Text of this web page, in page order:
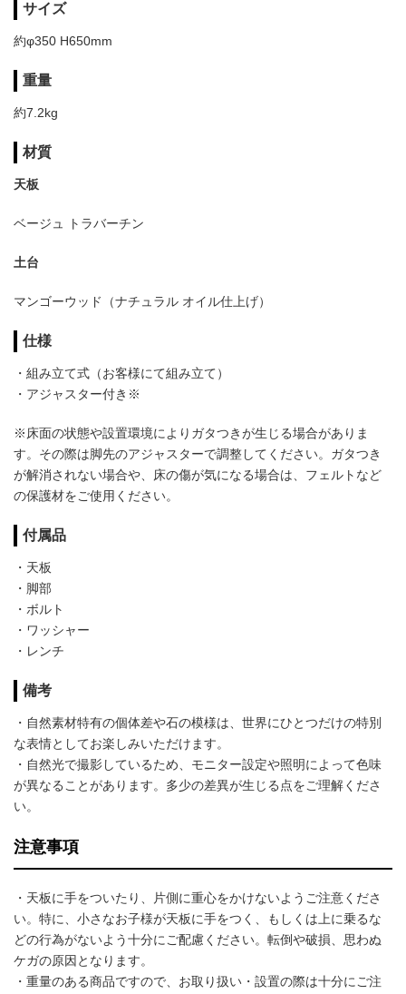
サイズ
約φ350 H650mm
重量
約7.2kg
材質
天板
ベージュ トラバーチン
土台
マンゴーウッド（ナチュラル オイル仕上げ）
仕様
・組み立て式（お客様にて組み立て）
・アジャスター付き※
※床面の状態や設置環境によりガタつきが生じる場合がありま
す。その際は脚先のアジャスターで調整してください。ガタつき
が解消されない場合や、床の傷が気になる場合は、フェルトなど
の保護材をご使用ください。
付属品
・天板
・脚部
・ボルト
・ワッシャー
・レンチ
備考
・自然素材特有の個体差や石の模様は、世界にひとつだけの特別
な表情としてお楽しみいただけます。
・自然光で撮影しているため、モニター設定や照明によって色味
が異なることがあります。多少の差異が生じる点をご理解くださ
い。
注意事項
・天板に手をついたり、片側に重心をかけないようご注意くださ
い。特に、小さなお子様が天板に手をつく、もしくは上に乗るな
どの行為がないよう十分にご配慮ください。転倒や破損、思わぬ
ケガの原因となります。
・重量のある商品ですので、お取り扱い・設置の際は十分にご注